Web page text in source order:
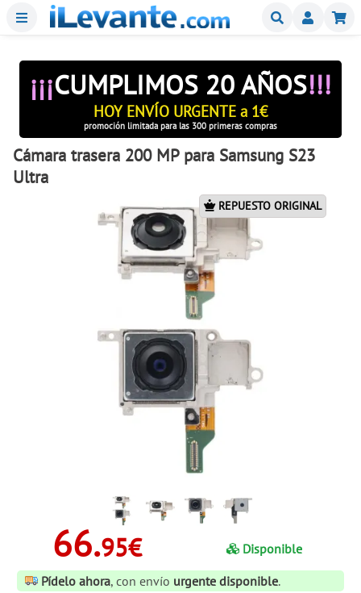
Menu Buscar
¡¡¡CUMPLIMOS 20 AÑOS!!!
HOY ENVÍO URGENTE a 1€
promoción limitada para las 300 primeras compras
Cámara trasera 200 MP para Samsung S23
Ultra
REPUESTO ORIGINAL
66.95€
Disponible
Pídelo ahora, con envío urgente disponible.